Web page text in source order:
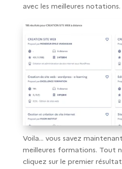
avec les meilleures notations.
Voila… vous savez
meilleures formations. Tout
cliquez sur le premier